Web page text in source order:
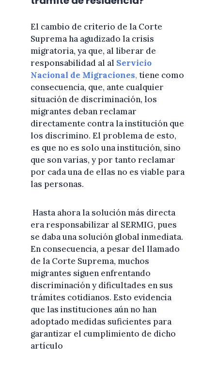
El cambio de criterio de la Corte
Suprema ha agudizado la crisis
migratoria, ya que, al liberar de
responsabilidad al al Servicio
Nacional de Migraciones, tiene como
consecuencia, que, ante cualquier
situación de discriminación, los
migrantes deban reclamar
directamente contra la institución que
los discrimino. El problema de esto,
es que no es solo una institución, sino
que son varias, y por tanto reclamar
por cada una de ellas no es viable para
las personas.
Hasta ahora la solución más directa
era responsabilizar al SERMIG, pues
se daba una solución global inmediata.
En consecuencia, a pesar del llamado
de la Corte Suprema, muchos
migrantes siguen enfrentando
discriminación y dificultades en sus
trámites cotidianos. Esto evidencia
que las instituciones aún no han
adoptado medidas suficientes para
garantizar el cumplimiento de dicho
artículo